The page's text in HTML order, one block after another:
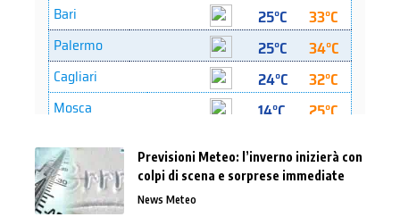
Previsioni Meteo: l’inverno inizierà con
colpi di scena e sorprese immediate
News Meteo